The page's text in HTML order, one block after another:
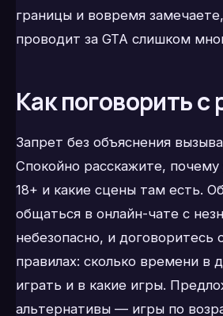
границы и вовремя
проводит за GTA слишком
Как поговорить с
Запрет без объяснения
Спокойно расскажите, почему
18+ и какие сцены там есть.
общаться в онлайн-чате с
небезопасно, и договоритесь
правилах: сколько времени в
играть и в какие игры.
альтернативы — игры по